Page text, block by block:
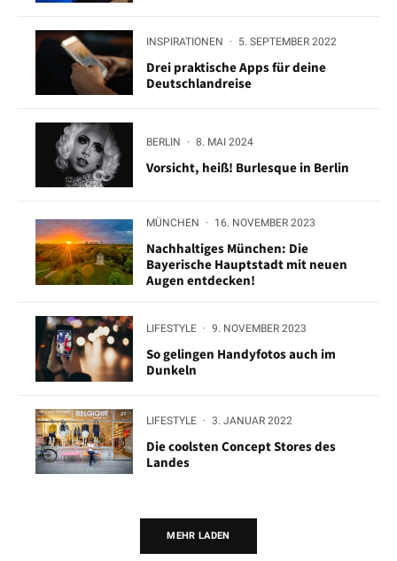
INSPIRATIONEN · 5. SEPTEMBER 2022
Drei praktische Apps für deine
Deutschlandreise
BERLIN · 8. MAI 2024
Vorsicht, heiß! Burlesque in Berlin
MÜNCHEN · 16. NOVEMBER 2023
Nachhaltiges München: Die
Bayerische Hauptstadt mit neuen
Augen entdecken!
LIFESTYLE · 9. NOVEMBER 2023
So gelingen Handyfotos auch im
Dunkeln
LIFESTYLE · 3. JANUAR 2022
Die coolsten Concept Stores des
Landes
MEHR LADEN